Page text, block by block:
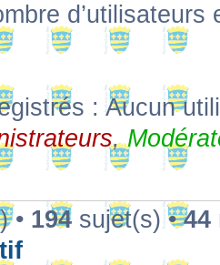
: Aucun
,
• 194 sujet(s) •44